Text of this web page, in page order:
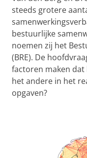
steeds grotere
bestuurlijke
noemen zij het
(BRE). De
factoren maken dat
het andere in het
opgaven?